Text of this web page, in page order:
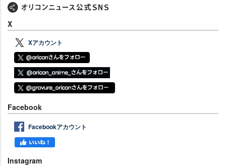
X
Xアカウント
Facebook
Facebookアカウント
Instagram